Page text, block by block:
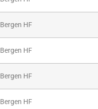
Bergen HF
Bergen HF
Bergen HF
Bergen HF